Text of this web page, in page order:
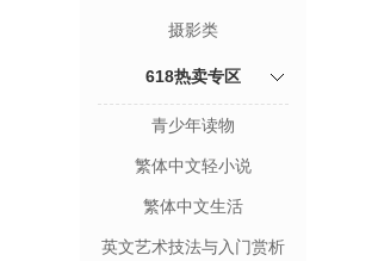
摄影类
618热卖专区
青少年读物
繁体中文轻小说
繁体中文生活
英文艺术技法与入门赏析